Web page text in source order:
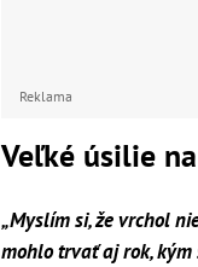
Reklama
Veľké úsilie
„Myslím si, že vrchol
mohlo trvať aj rok, kým